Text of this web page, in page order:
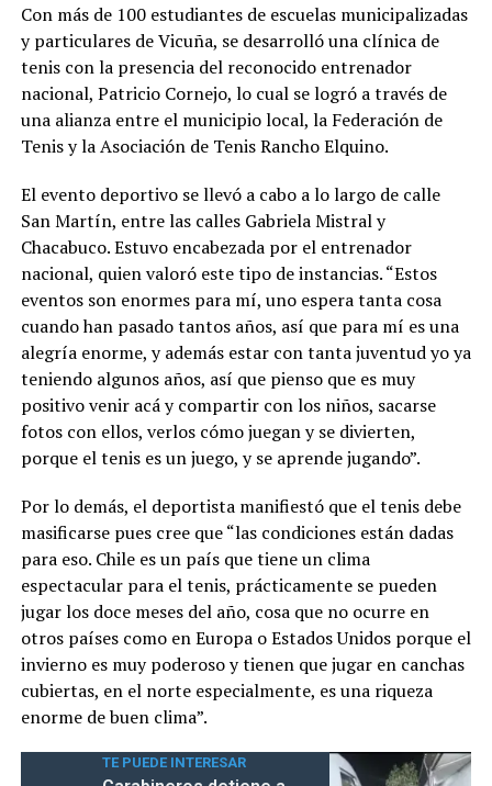
Con más de 100 estudiantes de escuelas municipalizadas
y particulares de Vicuña, se desarrolló una clínica de
tenis con la presencia del reconocido entrenador
nacional, Patricio Cornejo, lo cual se logró a través de
una alianza entre el municipio local, la Federación de
Tenis y la Asociación de Tenis Rancho Elquino.
El evento deportivo se llevó a cabo a lo largo de calle
San Martín, entre las calles Gabriela Mistral y
Chacabuco. Estuvo encabezada por el entrenador
nacional, quien valoró este tipo de instancias. “Estos
eventos son enormes para mí, uno espera tanta cosa
cuando han pasado tantos años, así que para mí es una
alegría enorme, y además estar con tanta juventud yo ya
teniendo algunos años, así que pienso que es muy
positivo venir acá y compartir con los niños, sacarse
fotos con ellos, verlos cómo juegan y se divierten,
porque el tenis es un juego, y se aprende jugando”.
Por lo demás, el deportista manifiestó que el tenis debe
masificarse pues cree que “las condiciones están dadas
para eso. Chile es un país que tiene un clima
espectacular para el tenis, prácticamente se pueden
jugar los doce meses del año, cosa que no ocurre en
otros países como en Europa o Estados Unidos porque el
invierno es muy poderoso y tienen que jugar en canchas
cubiertas, en el norte especialmente, es una riqueza
enorme de buen clima”.
TE PUEDE INTERESAR